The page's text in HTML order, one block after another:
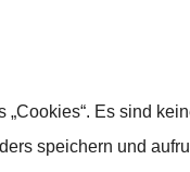
Es sind
speichern und